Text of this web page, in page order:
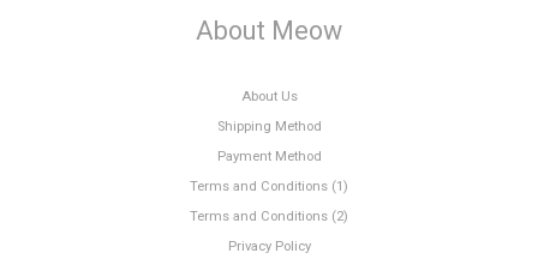
About Meow
About Us
Shipping Method
Payment Method
Terms and Conditions (1)
Terms and Conditions (2)
Privacy Policy